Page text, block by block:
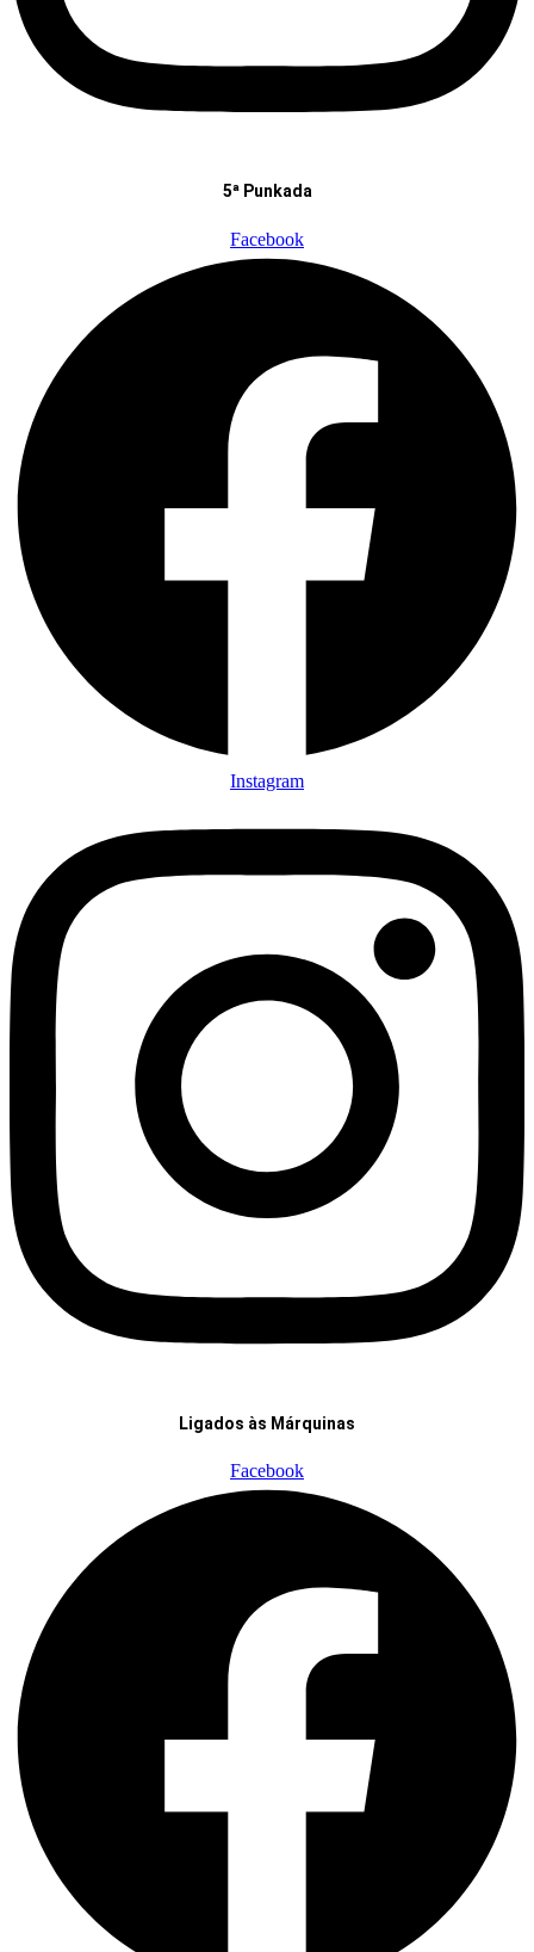
5ª Punkada
Facebook
Instagram
Ligados às Márquinas
Facebook